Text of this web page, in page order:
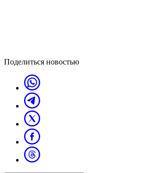
Поделиться новостью